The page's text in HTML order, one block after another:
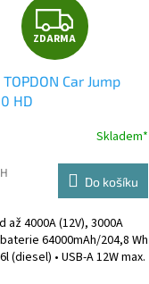
Z
D
A
R
M
A
ZDARMA
Car Jump
HD
Skladem*
Do košíku
4000A (12V), 3000A
64000mAh/204,8 Wh
(diesel) • USB-A 12W max.